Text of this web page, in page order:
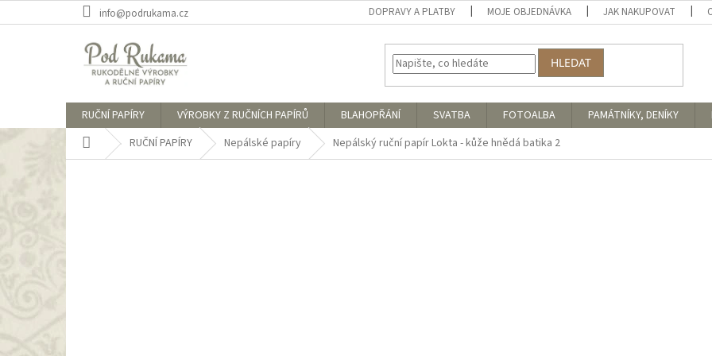
na
info@podrukama.cz DOPRAVY A PLATBY MOJE OBJEDNÁVKA JAK NAKUPOVAT
HLEDAT
RUČNÍ PAPÍRY VÝROBKY Z RUČNÍCH PAPÍRŮ BLAHOPŘÁNÍ SVATBA FOTOALBA PAMÁTNÍKY, DENÍKY
Domů RUČNÍ PAPÍRY Nepálské papíry Nepálský ruční papír Lokta - kůže hnědá batika 2